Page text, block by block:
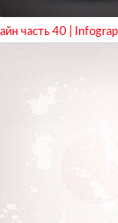
часть 40 |